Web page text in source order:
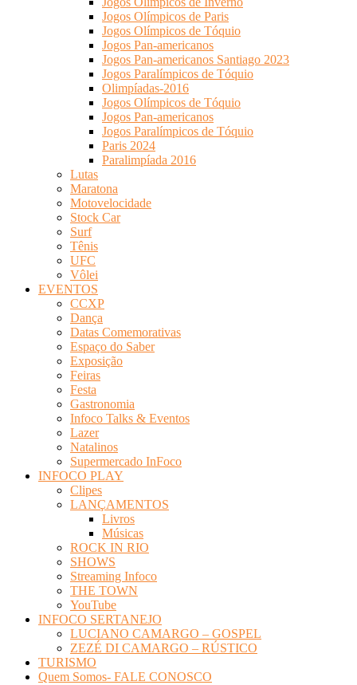
Jogos Olímpicos de Paris
Jogos Olímpicos de Tóquio
Jogos Pan-americanos
Jogos Pan-americanos Santiago 2023
Jogos Paralímpicos de Tóquio
Olimpíadas-2016
Jogos Olímpicos de Tóquio
Jogos Pan-americanos
Jogos Paralímpicos de Tóquio
Paris 2024
Paralimpíada 2016
Lutas
Maratona
Motovelocidade
Stock Car
Surf
Tênis
UFC
Vôlei
EVENTOS
CCXP
Dança
Datas Comemorativas
Espaço do Saber
Exposição
Feiras
Festa
Gastronomia
Infoco Talks & Eventos
Lazer
Natalinos
Supermercado InFoco
INFOCO PLAY
Clipes
LANÇAMENTOS
Livros
Músicas
ROCK IN RIO
SHOWS
Streaming Infoco
THE TOWN
YouTube
INFOCO SERTANEJO
LUCIANO CAMARGO – GOSPEL
ZEZÉ DI CAMARGO – RÚSTICO
TURISMO
Quem Somos- FALE CONOSCO